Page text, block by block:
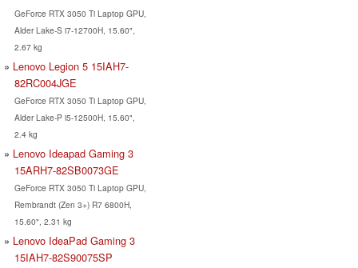
GeForce RTX 3050 Ti Laptop GPU,
Alder Lake-S i7-12700H, 15.60",
2.67 kg
Lenovo Legion 5 15IAH7-
82RC004JGE
GeForce RTX 3050 Ti Laptop GPU,
Alder Lake-P i5-12500H, 15.60",
2.4 kg
Lenovo Ideapad Gaming 3
15ARH7-82SB0073GE
GeForce RTX 3050 Ti Laptop GPU,
Rembrandt (Zen 3+) R7 6800H,
15.60", 2.31 kg
Lenovo IdeaPad Gaming 3
15IAH7-82S90075SP